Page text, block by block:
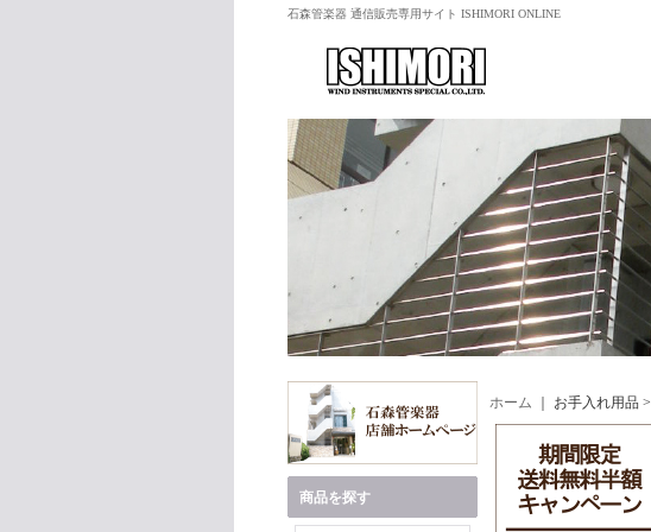
石森管楽器 通信販売専用サイト ISHIMORI ONLINE
商品を探す
ホーム ｜ お手入れ用品 >